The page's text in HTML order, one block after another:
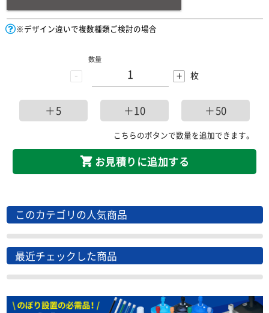
※デザイン違いで複数種類ご検討の場合
-
数量
+ 枚
＋5 ＋10 ＋50
こちらのボタンで数量を追加できます。
お見積りに追加する
このカテゴリの人気商品
最近チェックした商品